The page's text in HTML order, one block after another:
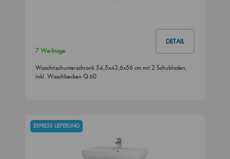
DETAIL
7 Werktage
Waschtischunterschrank 54,5x43,6x56 cm mit 2 Schubladen,
inkl. Waschbecken Q 60
EXPRESS LIEFERUNG